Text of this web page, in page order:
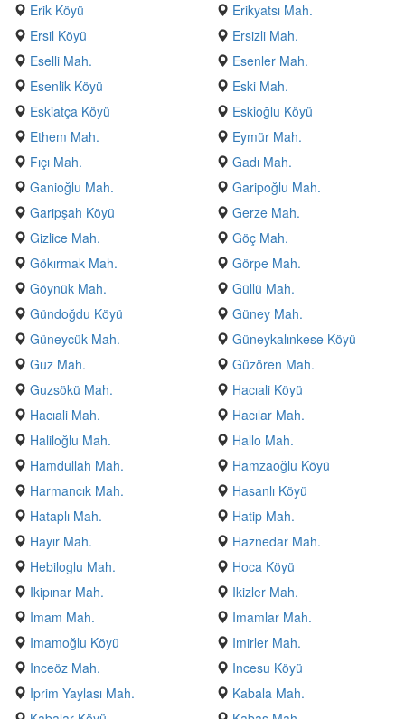
Erik Köyü
Erikyatsı Mah.
Ersil Köyü
Ersizli Mah.
Eselli Mah.
Esenler Mah.
Esenlik Köyü
Eski Mah.
Eskiatça Köyü
Eskioğlu Köyü
Ethem Mah.
Eymür Mah.
Fıçı Mah.
Gadı Mah.
Ganioğlu Mah.
Garipoğlu Mah.
Garipşah Köyü
Gerze Mah.
Gizlice Mah.
Göç Mah.
Gökırmak Mah.
Görpe Mah.
Göynük Mah.
Güllü Mah.
Gündoğdu Köyü
Güney Mah.
Güneycük Mah.
Güneykalınkese Köyü
Guz Mah.
Güzören Mah.
Guzsökü Mah.
Hacıali Köyü
Hacıali Mah.
Hacılar Mah.
Haliloğlu Mah.
Hallo Mah.
Hamdullah Mah.
Hamzaoğlu Köyü
Harmancık Mah.
Hasanlı Köyü
Hataplı Mah.
Hatip Mah.
Hayır Mah.
Haznedar Mah.
Hebiloglu Mah.
Hoca Köyü
Ikipınar Mah.
Ikizler Mah.
Imam Mah.
Imamlar Mah.
Imamoğlu Köyü
Imirler Mah.
Inceöz Mah.
Incesu Köyü
Iprim Yaylası Mah.
Kabala Mah.